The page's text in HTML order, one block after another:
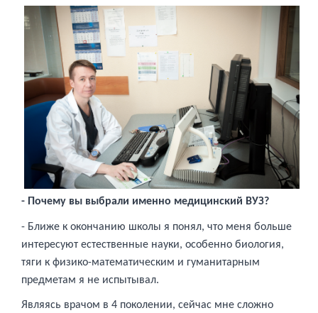
- Почему вы выбрали именно медицинский ВУЗ?
- Ближе к окончанию школы я понял, что меня больше
интересуют естественные науки, особенно биология,
тяги к физико-математическим и гуманитарным
предметам я не испытывал.
Являясь врачом в 4 поколении, сейчас мне сложно